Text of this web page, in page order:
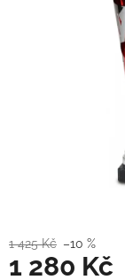
1 425 Kč –10 %
1 280 Kč